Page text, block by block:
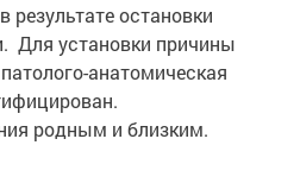
результате остановки
Для установки причины
анатомическая
родным и близким.